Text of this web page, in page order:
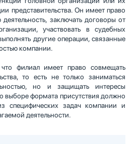
представительства. Он имеет право
заключать договоры от
участвовать в судебных
другие операции, связанные
компании.
что филиал имеет право совмещать
то есть не только заниматься
но и защищать интересы
выборе формата присутствия должно
специфических задач компании и
деятельности.